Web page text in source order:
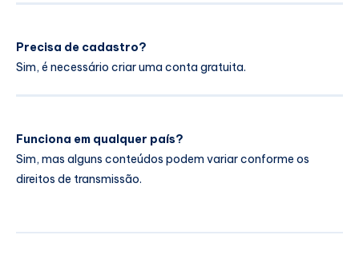
Precisa de cadastro?
Sim, é necessário criar uma conta gratuita.
Funciona em qualquer país?
Sim, mas alguns conteúdos podem variar conforme os
direitos de transmissão.